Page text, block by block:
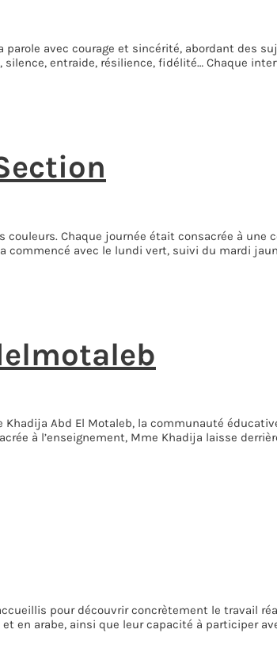
parole avec courage et sincérité, abordant des
entraide, résilience, fidélité… Chaque
Chaque journée était consacrée à
commencé avec le lundi vert, suivi du mardi
Abd El Motaleb, la communauté
à l’enseignement, Mme Khadija laisse
pour découvrir concrètement le travail
en arabe, ainsi que leur capacité à participer